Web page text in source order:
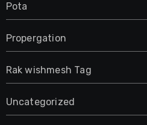
Pota
Propergation
Rak wishmesh Tag
Uncategorized